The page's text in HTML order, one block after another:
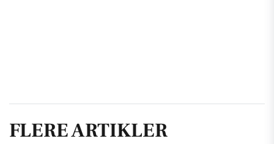
FLERE ARTIKLER